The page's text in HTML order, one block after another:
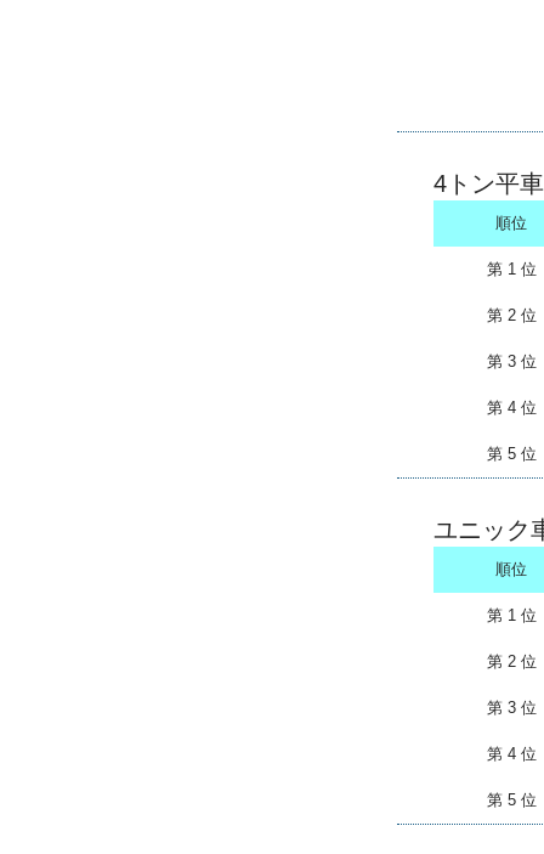
4トン平車
順位
第 1 位
第 2 位
第 3 位
第 4 位
第 5 位
ユニック
順位
第 1 位
第 2 位
第 3 位
第 4 位
第 5 位